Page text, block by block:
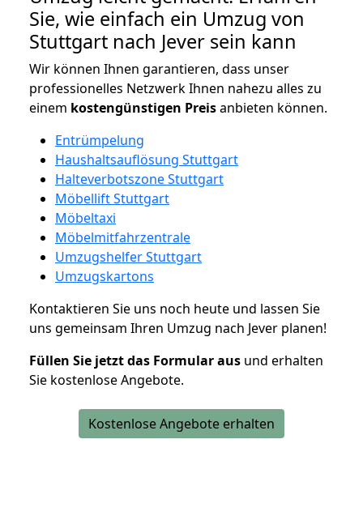
Sie, wie einfach ein Umzug von
Stuttgart nach Jever sein kann
Wir können Ihnen garantieren, dass unser
professionelles Netzwerk Ihnen nahezu alles zu
einem kostengünstigen Preisanbieten können.
Entrümpelung
Haushaltsauflösung Stuttgart
Halteverbotszone Stuttgart
Möbellift Stuttgart
Möbeltaxi
Möbelmitfahrzentrale
Umzugshelfer Stuttgart
Umzugskartons
Kontaktieren Sie uns noch heute und lassen Sie
uns gemeinsam Ihren Umzug nach Jever planen!
Füllen Sie jetzt das Formular aus und erhalten
Sie kostenlose Angebote.
Kostenlose Angebote erhalten